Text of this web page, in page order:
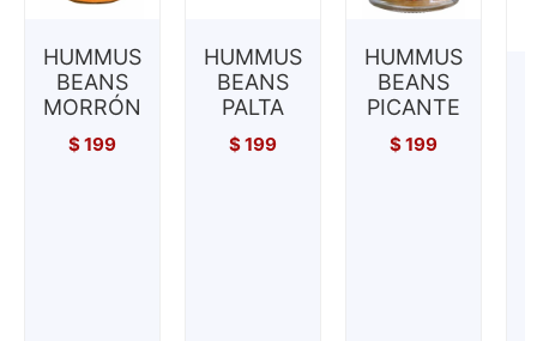
HUMMUS
BEANS
MORRÓN
$199
HUMMUS
BEANS
PALTA
$199
HUMMUS
BEANS
PICANTE
$199